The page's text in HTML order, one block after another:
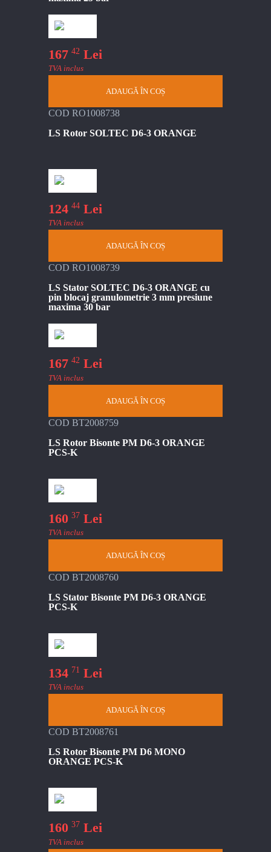
167 42 Lei
TVA inclus
ADAUGĂ ÎN COȘ
COD RO1008738
LS Rotor SOLTEC D6-3 ORANGE
124 44 Lei
TVA inclus
ADAUGĂ ÎN COȘ
COD RO1008739
LS Stator SOLTEC D6-3 ORANGE cu
pin blocaj granulometrie 3 mm presiune
maxima 30 bar
167 42 Lei
TVA inclus
ADAUGĂ ÎN COȘ
COD BT2008759
LS Rotor Bisonte PM D6-3 ORANGE
PCS-K
160 37 Lei
TVA inclus
ADAUGĂ ÎN COȘ
COD BT2008760
LS Stator Bisonte PM D6-3 ORANGE
PCS-K
134 71 Lei
TVA inclus
ADAUGĂ ÎN COȘ
COD BT2008761
LS Rotor Bisonte PM D6 MONO
ORANGE PCS-K
160 37 Lei
TVA inclus